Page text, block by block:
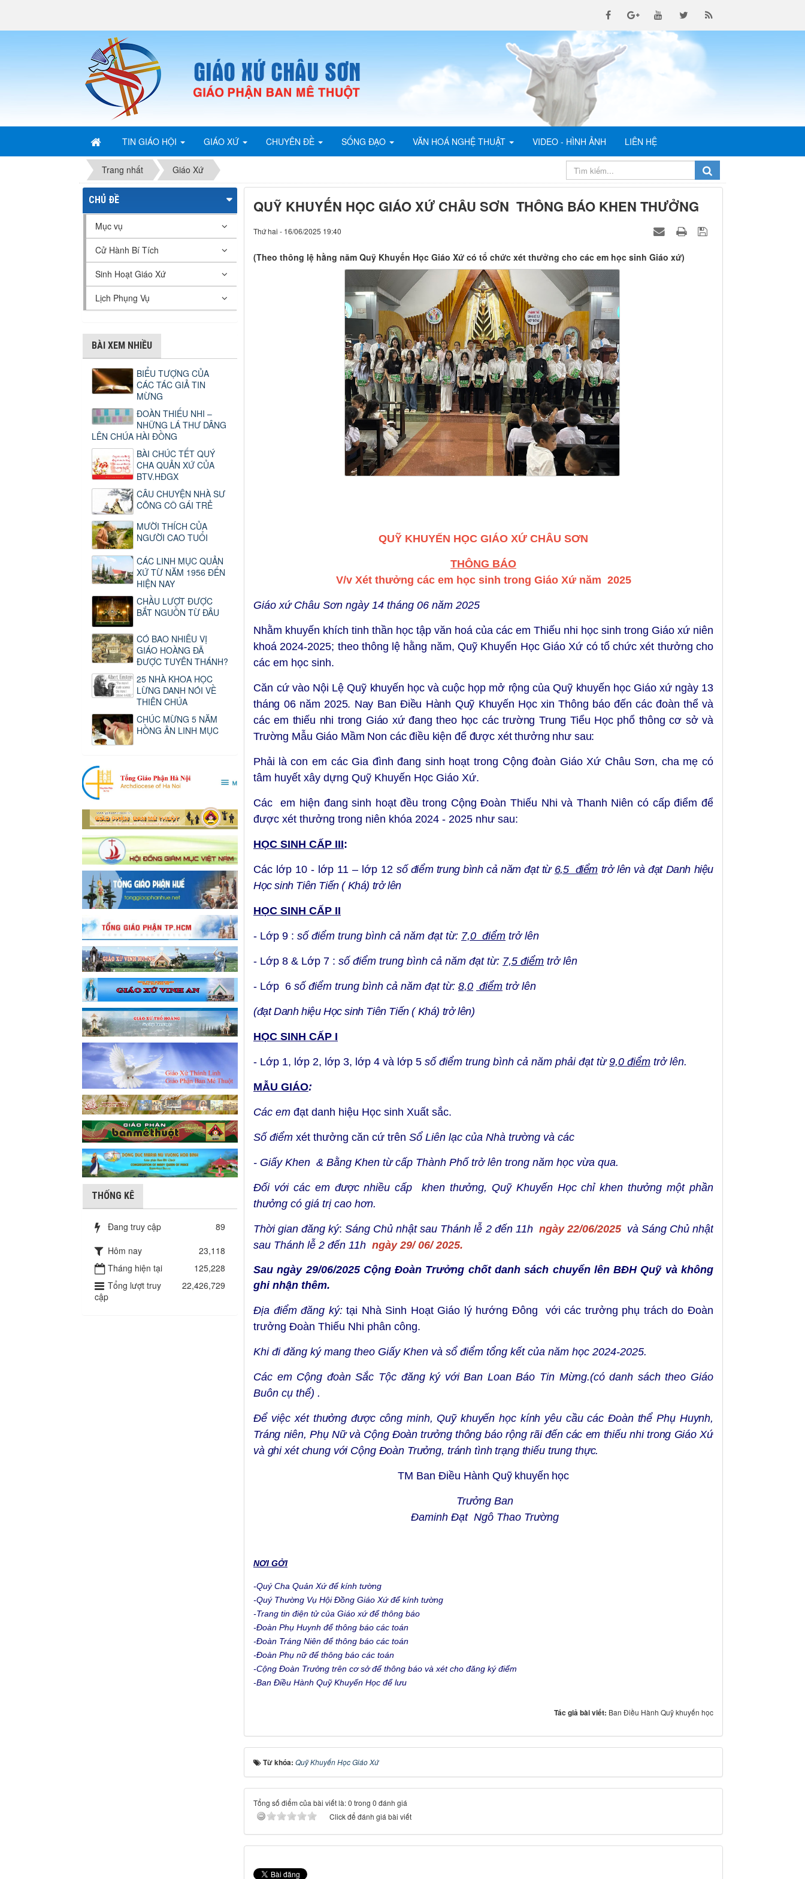
TIN GIÁO HỘI GIÁO XỨ CHUYÊN ĐỀ SỐNG ĐẠO VĂN HOÁ NGHỆ THUẬT VIDEO - HÌNH ẢNH LIÊN HỆ
Trang nhất Giáo Xứ
QUỸ KHUYẾN HỌC GIÁO XỨ CHÂU SƠN THÔNG BÁO KHEN THƯỞNG
Thứ hai - 16/06/2025 19:40
(Theo thông lệ hằng năm Quỹ Khuyến Học Giáo Xứ có tổ chức xét thưởng cho các em học sinh Giáo xứ)
QUỸ KHUYẾN HỌC GIÁO XỨ CHÂU SƠN
THÔNG BÁO
V/v Xét thưởng các em học sinh trong Giáo Xứ năm 2025
Giáo xứ Châu Sơn ngày 14 tháng 06 năm 2025
Nhằm khuyến khích tinh thần học tập văn hoá của các em Thiếu nhi học sinh trong Giáo xứ niên
khoá 2024-2025; theo thông lệ hằng năm, Quỹ Khuyến Học Giáo Xứ có tổ chức xét thưởng cho
các em học sinh.
Căn cứvào Nội Lệ Quỹ khuyến học và cuộc họp mở rộng của Quỹ khuyến học Giáo xứ ngày 13
tháng 06 năm 2025. Nay Ban Điều Hành Quỹ Khuyến Học xin Thông báo đến các đoàn thể và
các em thiếu nhi trong Giáo xứ đang theo học các trường Trung Tiểu Học phổ thông cơ sở và
Trường Mẫu Giáo Mầm Non các điều kiện để được xét thưởng như sau:
Phải là con em các Gia đình đang sinh hoạt trong Cộng đoàn Giáo Xứ Châu Sơn, cha mẹ có
tâm huyết xây dựng Quỹ Khuyến Học Giáo Xứ.
Các em hiện đang sinh hoạt đều trong Cộng Đoàn Thiếu Nhi và Thanh Niên có cấp điểm để
được xét thưởng trong niên khóa 2024 - 2025 như sau:
HỌC SINH CẤP III:
Các lớp 10 - lớp 11 – lớp 12 số điểm trung bình cả năm đạt từ 6,5 điểm trở lên và đạt Danh hiệu
Học sinh Tiên Tiến ( Khá) trở lên
HỌC SINH CẤP II
- Lớp 9 : số điểm trung bình cả năm đạt từ: 7,0 điểm trở lên
- Lớp 8 & Lớp 7 : số điểm trung bình cả năm đạt từ: 7,5 điểm trở lên
- Lớp 6 số điểm trung bình cả năm đạt từ: 8,0 điểm trở lên
(đạt Danh hiệu Học sinh Tiên Tiến ( Khá) trở lên)
HỌC SINH CẤP I
- Lớp 1, lớp 2, lớp 3, lớp 4 và lớp 5 số điểm trung bình cả năm phải đạt từ9,0 điểm trở lên.
MẪU GIÁO:
Các em đạt danh hiệu Học sinh Xuất sắc.
Số điểm xét thưởng căn cứ trên Sổ Liên lạc của Nhà trường và các
- Giấy Khen & Bằng Khen từ cấp Thành Phố trở lên trong năm học vừa qua.
Đối với các em được nhiều cấp khen thưởng, Quỹ Khuyến Học chỉ khen thưởng một phần
thưởng có giá trị cao hơn.
Thời gianđăng ký:Sáng Chủ nhật sau Thánh lễ 2 đến 11h ngày 22/06/2025 và Sáng Chủ nhật
sau Thánh lễ 2 đến 11h ngày 29/ 06/ 2025.
Sau ngày 29/06/2025 Cộng Đoàn Trưởng chốt danh sách chuyển lên BĐH Quỹ và không
ghi nhận thêm.
Địa điểm đăng ký:tại Nhà Sinh Hoạt Giáo lý hướng Đông với các trưởng phụ trách do Đoàn
trưởng Đoàn Thiếu Nhi phân công.
Khi đi đăng ký mang theo Giấy Khen và sổ điểm tổng kết của năm học 2024-2025.
Các em Cộng đoàn Sắc Tộc đăng ký với Ban Loan Báo Tin Mừng.(có danh sách theo Giáo
Buôn cụ thể) .
Để việcxét thưởng được công minh, Quỹ khuyến học kính yêu cầu các Đoàn thể Phụ Huynh,
Tráng niên, Phụ Nữ và Cộng Đoàn trưởng thông báo rộng rãi đến các em thiếu nhi trong Giáo Xứ
và ghi xét chung với Cộng Đoàn Trưởng, tránh tình trạng thiếu trung thực.
TM Ban Điều Hành Quỹ khuyến học
Trưởng Ban
Đaminh Đạt Ngô Thao Trường
NƠI GỞI
-Quý Cha Quản Xứ để kính tường
-Quý Thường Vụ Hội Đồng Giáo Xứ để kính tường
-Trang tin điện tử của Giáo xứ để thông báo
-Đoàn Phụ Huynh để thông báo các toán
-Đoàn Tráng Niên để thông báo các toán
-Đoàn Phụ nữ để thông báo các toán
-Cộng Đoàn Trưởng trên cơ sở để thông báo và xét cho đăng ký điểm
-Ban Điều Hành Quỹ Khuyến Học để lưu
Tác giả bài viết: Ban Điều Hành Quỹ khuyến học
Từ khóa: Quỹ Khuyến Học Giáo Xứ
Tổng số điểm của bài viết là: 0 trong 0 đánh giá
Click để đánh giá bài viết
CHỦ ĐỀ
Mục vụ
Cử Hành Bí Tích
Sinh Hoạt Giáo Xứ
Lịch Phụng Vụ
BÀI XEM NHIỀU
BIỂU TƯỢNG CỦA
CÁC TÁC GIẢ TIN
MỪNG
ĐOÀN THIẾU NHI –
NHỮNG LÁ THƯ DÂNG
LÊN CHÚA HÀI ĐỒNG
BÀI CHÚC TẾT QUÝ
CHA QUẢN XỨ CỦA
BTV.HĐGX
CÂU CHUYỆN NHÀ SƯ
CÕNG CÔ GÁI TRẺ
MƯỜI THÍCH CỦA
NGƯỜI CAO TUỔI
CÁC LINH MỤC QUẢN
XỨ TỪ NĂM 1956 ĐẾN
HIỆN NAY
CHẦU LƯỢT ĐƯỢC
BẮT NGUỒN TỪ ĐÂU
CÓ BAO NHIÊU VỊ
GIÁO HOÀNG ĐÃ
ĐƯỢC TUYÊN THÁNH?
25 NHÀ KHOA HỌC
LỪNG DANH NÓI VỀ
THIÊN CHÚA
CHÚC MỪNG 5 NĂM
HỒNG ÂN LINH MỤC
THỐNG KÊ
Đang truy cập
89
Hôm nay
23,118
Tháng hiện tại
125,228
Tổng lượt truy
cập
22,426,729